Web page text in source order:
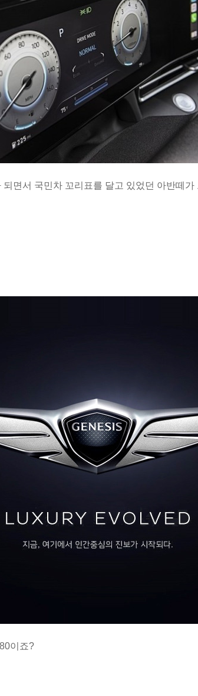
면서 국민차 꼬리표를 달고 있었던 아반떼가
이죠?